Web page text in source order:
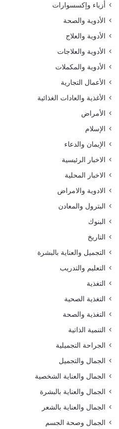
أزياء وإكسسوارات
الأدوية والصحة
الأدوية والعلاج
الأدوية والعلاجات
الأدوية والمكملات
الأعمال التجارية
الأغذية والعادات الغذائية
الأمراض
الإسلام
الإيمان والدعاء
الاخبار الرئيسية
الاخبار المحلية
الادوية والامراض
البترول والمعادن
البنوك
التاريخ
التجميل والعناية بالبشرة
التعليم والتدريب
التغذية
التغذية الصحية
التغذية والصحة
التنمية الذاتية
الجراحة التجميلية
الجمال والتجميل
الجمال والعناية الشخصية
الجمال والعناية بالبشرة
الجمال والعناية بالشعر
الجمال وصحة الجسم